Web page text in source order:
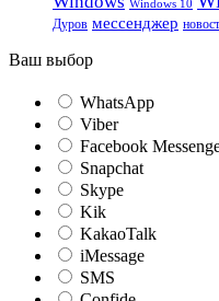
Windows 10
Дуров мессенджер
Ваш выбор
WhatsApp
Viber
Facebook
Snapchat
Skype
Kik
KakaoTalk
iMessage
SMS